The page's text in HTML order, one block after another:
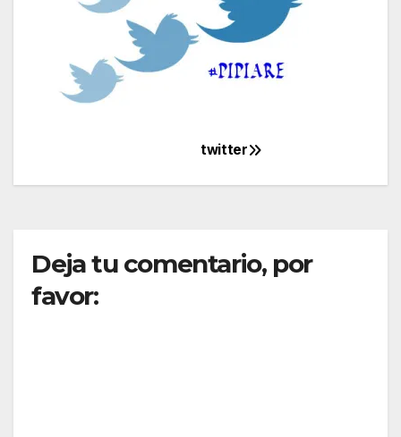
Navegación
de
twitter
Deja tu comentario, por
favor: